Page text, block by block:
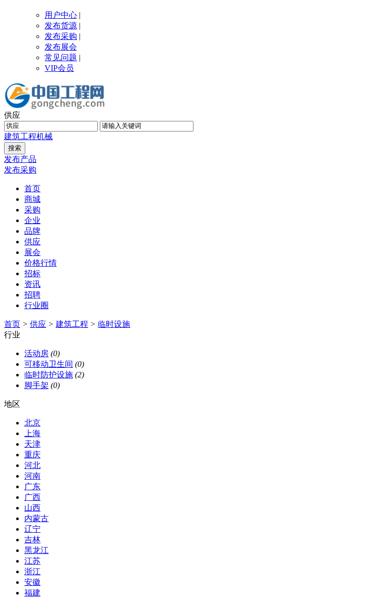
用户中心 |
发布货源 |
发布采购 |
发布展会
常见问题 |
VIP会员
供应
建筑工程机械
发布产品
发布采购
首页
商城
采购
企业
品牌
供应
展会
价格行情
招标
资讯
招聘
行业圈
首页 > 供应 > 建筑工程 > 临时设施
行业
活动房 (0)
可移动卫生间 (0)
临时防护设施 (2)
脚手架 (0)
地区
北京
上海
天津
重庆
河北
河南
广东
广西
山西
内蒙古
辽宁
吉林
黑龙江
江苏
浙江
安徽
福建